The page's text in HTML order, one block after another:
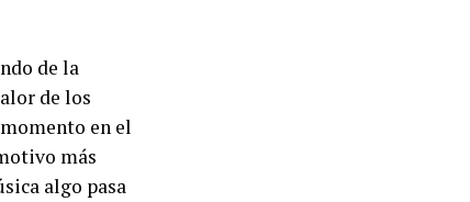
de la
de los
en el
más
algo pasa